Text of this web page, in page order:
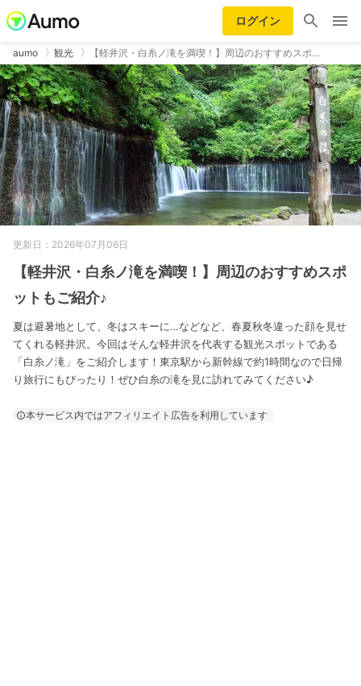
ログイン
aumo 観光 【軽井沢・白糸ノ滝を満喫！】周辺のおすすめスポ…
更新日：2026年07月06日
【軽井沢・白糸ノ滝を満喫！】周辺のおすすめスポ
ットもご紹介♪
夏は避暑地として、冬はスキーに…などなど、春夏秋冬違った顔を見せ
てくれる軽井沢。今回はそんな軽井沢を代表する観光スポットである
「白糸ノ滝」をご紹介します！東京駅から新幹線で約1時間なので日帰
り旅行にもぴったり！ぜひ白糸の滝を見に訪れてみてください♪
本サービス内ではアフィリエイト広告を利用しています